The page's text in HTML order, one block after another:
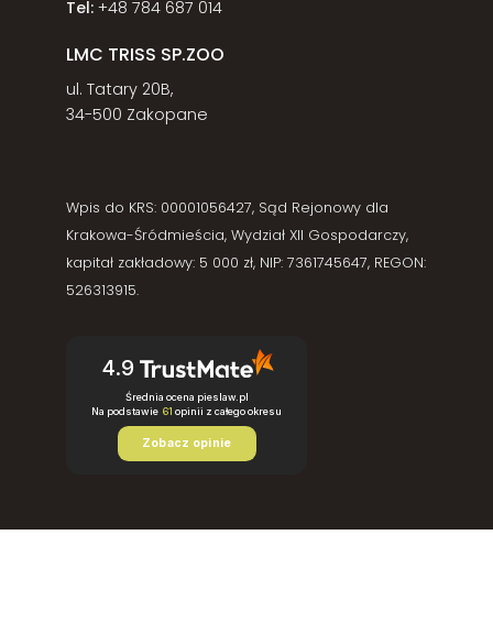
Tel: +48 784 687 014
LMC TRISS SP.ZOO
ul. Tatary 20B,
34-500 Zakopane
Wpis do KRS: 00001056427, Sąd Rejonowy dla
Krakowa-Śródmieścia, Wydział XII Gospodarczy,
kapitał zakładowy: 5 000 zł, NIP: 7361745647, REGON:
526313915.
4.9
Średnia ocena pieslaw.pl
Na podstawie 61 opinii z całego okresu
Zobacz opinie